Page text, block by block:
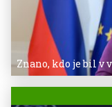
Znano, kdo je bil v